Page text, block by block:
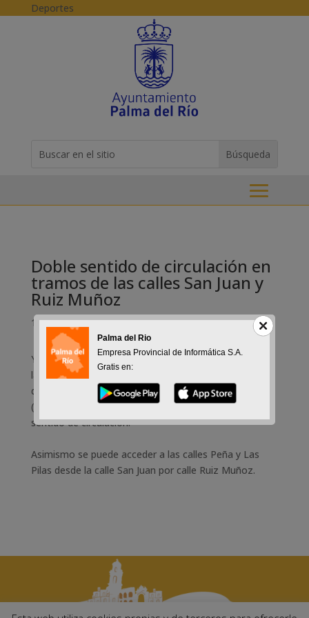
Skip to content
Deportes
for...
Doble sentido de circulación en
tramos de las calles San Juan y
Ruiz Muñoz
16-09-2015
Ya es posible acceder a la calle Pacheco tanto desde
la calle Cigüela como desde calle Santaella, puesto
que el tramo de calle San Juan entre ambas vías
(Santaella y Pacheco) se ha habilitado de doble
sentido de circulación.
Asimismo se puede acceder a las calles Peña y Las
Pilas desde la calle San Juan por calle Ruiz Muñoz.
Palma del Rio
Empresa Provincial de Informática S.A.
Gratis en: